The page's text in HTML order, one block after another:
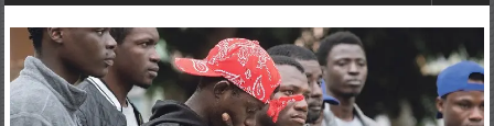
der
Kanarischen
Inseln